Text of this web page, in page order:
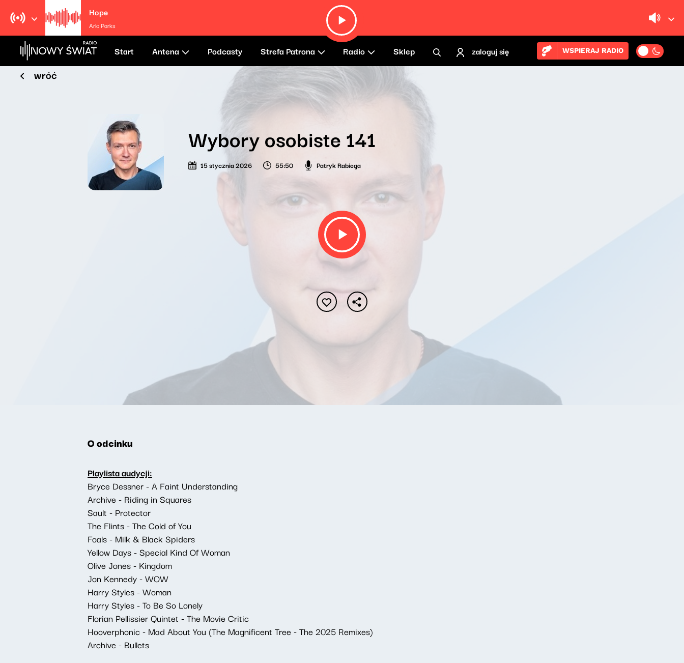
Hope
Arlo Parks
Start Antena Podcasty Strefa Patrona Radio Sklep zaloguj się WSPIERAJ RADIO
wróć
Wybory osobiste 141
15 stycznia 2026 55:50 Patryk Rabiega
O odcinku
Playlista audycji:
Bryce Dessner - A Faint Understanding
Archive - Riding in Squares
Sault - Protector
The Flints - The Cold of You
Foals - Milk & Black Spiders
Yellow Days - Special Kind Of Woman
Olive Jones - Kingdom
Jon Kennedy - WOW
Harry Styles - Woman
Harry Styles - To Be So Lonely
Florian Pellissier Quintet - The Movie Critic
Hooverphonic - Mad About You (The Magnificent Tree - The 2025 Remixes)
Archive - Bullets